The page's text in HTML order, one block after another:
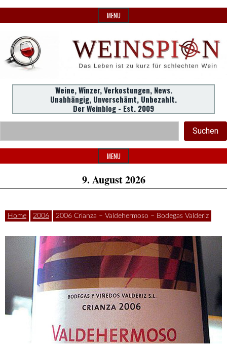
to
MENU
WeinSpion
|
Das
Leben
ist
zu
Weine,
Winzer,
Verkostungen.
Header
Widget
Area
Weine, Winzer, Verkostungen, News.
Unabhängig, Unverschämt, Unbezahlt.
Der Weinblog - Est. 2009
Suchen
MENU
9. August 2026
Home 2006 2006 Crianza – Valdehermoso – Bodegas Valderiz